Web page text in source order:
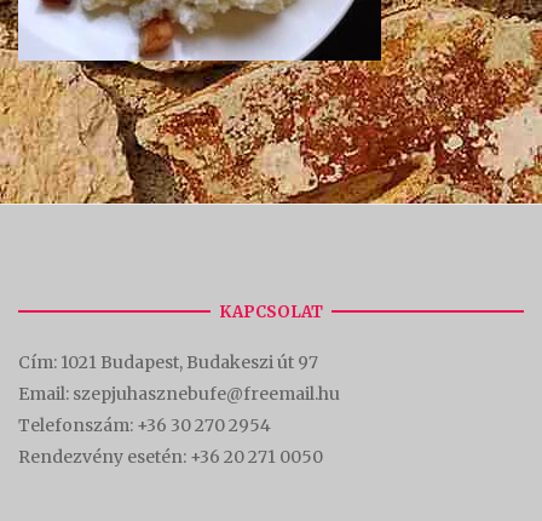
KAPCSOLAT
Cím: 1021 Budapest, Budakeszi út 97
Email: szepjuhasznebufe@freemail.hu
Telefonszám: +36 30 270 2954
Rendezvény esetén: +36 20 271 0050